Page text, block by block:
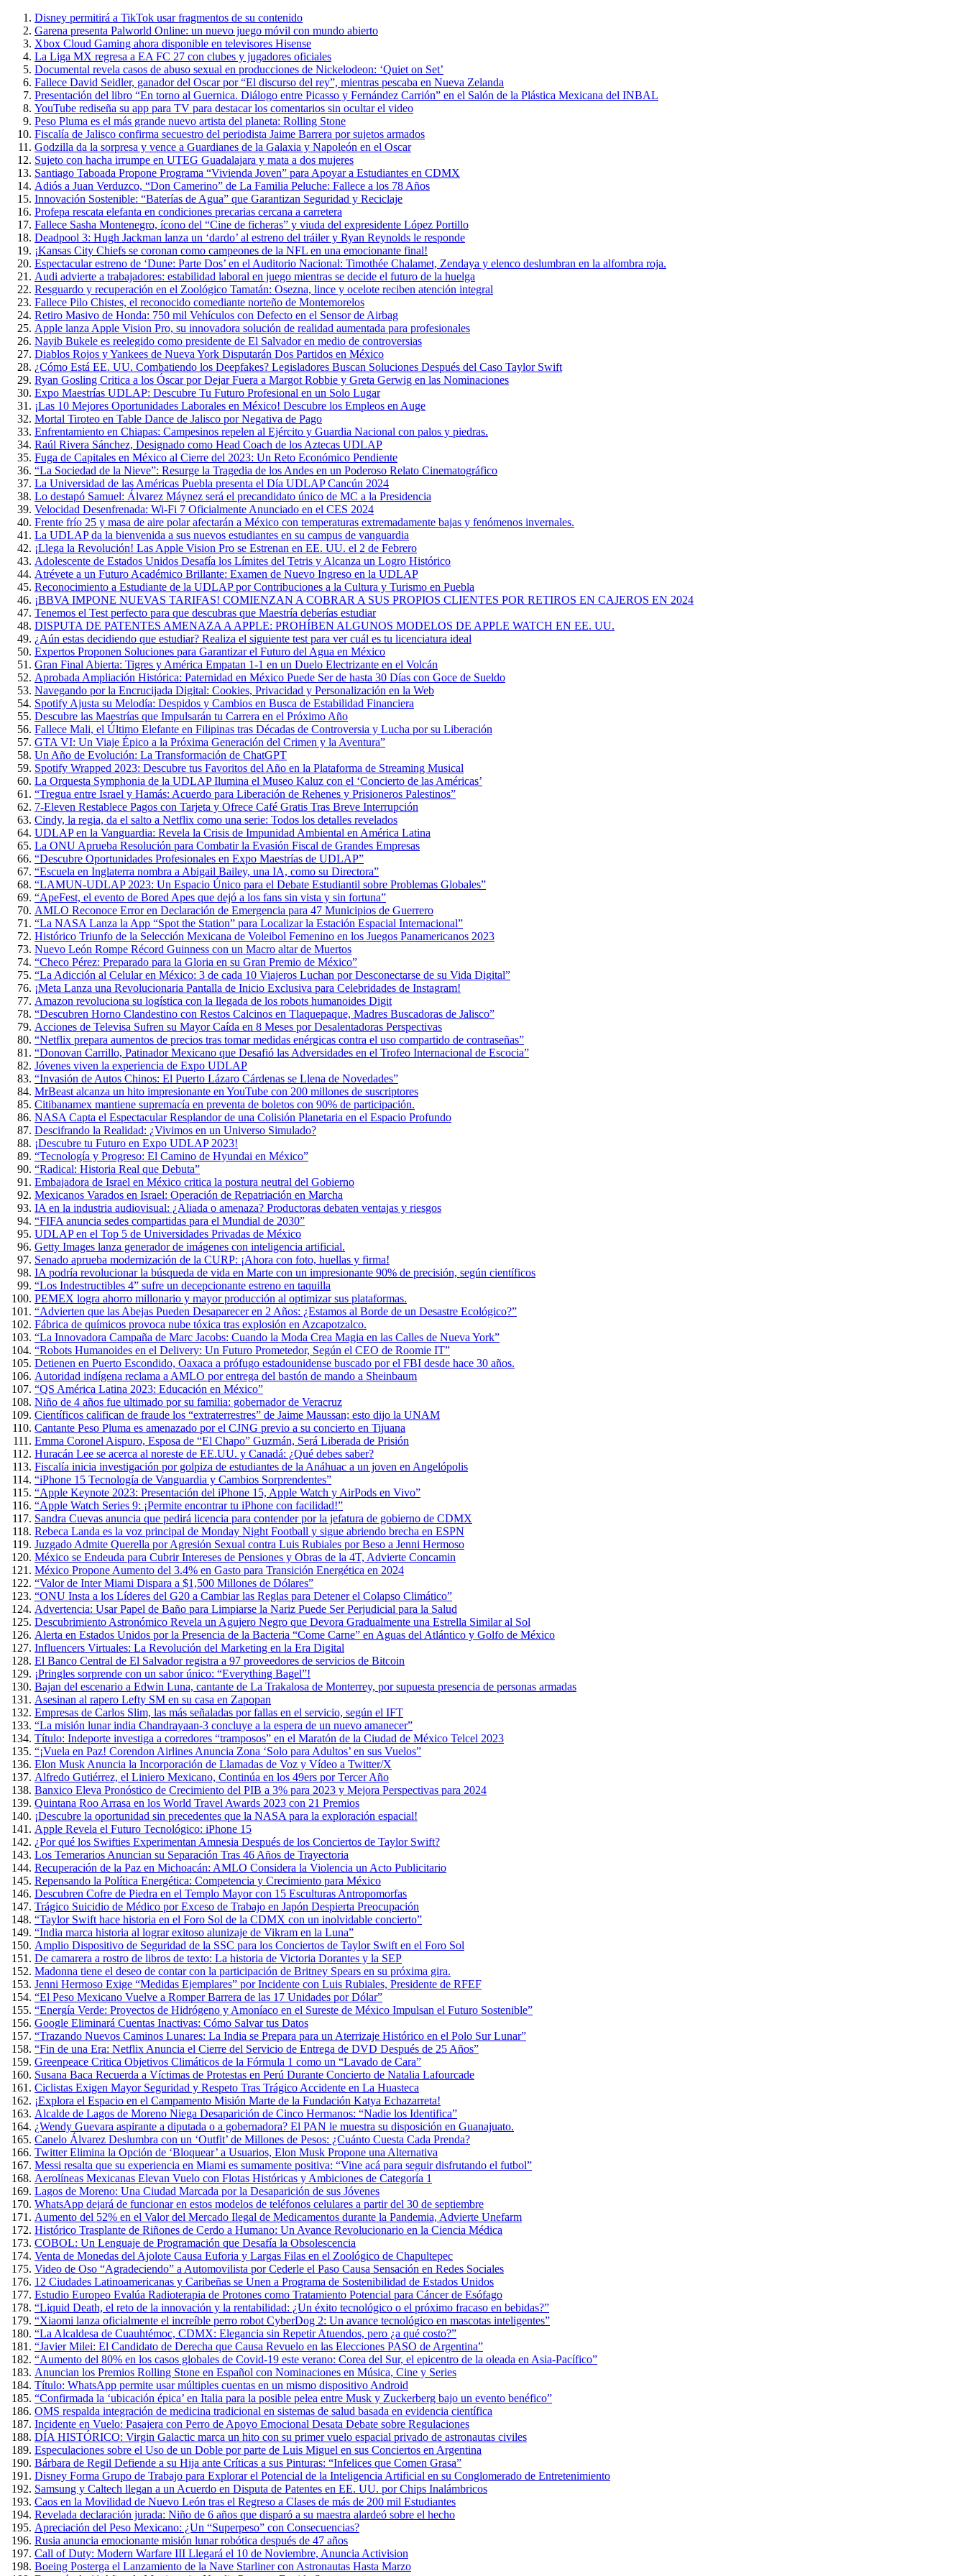
Disney permitirá a TikTok usar fragmentos de su contenido
Garena presenta Palworld Online: un nuevo juego móvil con mundo abierto
Xbox Cloud Gaming ahora disponible en televisores Hisense
La Liga MX regresa a EA FC 27 con clubes y jugadores oficiales
Documental revela casos de abuso sexual en producciones de Nickelodeon: ‘Quiet on Set’
Fallece David Seidler, ganador del Oscar por “El discurso del rey”, mientras pescaba en Nueva Zelanda
Presentación del libro “En torno al Guernica. Diálogo entre Picasso y Fernández Carrión” en el Salón de la Plástica Mexicana del INBAL
YouTube rediseña su app para TV para destacar los comentarios sin ocultar el video
Peso Pluma es el más grande nuevo artista del planeta: Rolling Stone
Fiscalía de Jalisco confirma secuestro del periodista Jaime Barrera por sujetos armados
Godzilla da la sorpresa y vence a Guardianes de la Galaxia y Napoleón en el Oscar
Sujeto con hacha irrumpe en UTEG Guadalajara y mata a dos mujeres
Santiago Taboada Propone Programa “Vivienda Joven” para Apoyar a Estudiantes en CDMX
Adiós a Juan Verduzco, “Don Camerino” de La Familia Peluche: Fallece a los 78 Años
Innovación Sostenible: “Baterías de Agua” que Garantizan Seguridad y Reciclaje
Profepa rescata elefanta en condiciones precarias cercana a carretera
Fallece Sasha Montenegro, ícono del “Cine de ficheras” y viuda del expresidente López Portillo
Deadpool 3: Hugh Jackman lanza un ‘dardo’ al estreno del tráiler y Ryan Reynolds le responde
¡Kansas City Chiefs se coronan como campeones de la NFL en una emocionante final!
Espectacular estreno de ‘Dune: Parte Dos’ en el Auditorio Nacional: Timothée Chalamet, Zendaya y elenco deslumbran en la alfombra roja.
Audi advierte a trabajadores: estabilidad laboral en juego mientras se decide el futuro de la huelga
Resguardo y recuperación en el Zoológico Tamatán: Osezna, lince y ocelote reciben atención integral
Fallece Pilo Chistes, el reconocido comediante norteño de Montemorelos
Retiro Masivo de Honda: 750 mil Vehículos con Defecto en el Sensor de Airbag
Apple lanza Apple Vision Pro, su innovadora solución de realidad aumentada para profesionales
Nayib Bukele es reelegido como presidente de El Salvador en medio de controversias
Diablos Rojos y Yankees de Nueva York Disputarán Dos Partidos en México
¿Cómo Está EE. UU. Combatiendo los Deepfakes? Legisladores Buscan Soluciones Después del Caso Taylor Swift
Ryan Gosling Critica a los Óscar por Dejar Fuera a Margot Robbie y Greta Gerwig en las Nominaciones
Expo Maestrías UDLAP: Descubre Tu Futuro Profesional en un Solo Lugar
¡Las 10 Mejores Oportunidades Laborales en México! Descubre los Empleos en Auge
Mortal Tiroteo en Table Dance de Jalisco por Negativa de Pago
Enfrentamiento en Chiapas: Campesinos repelen al Ejército y Guardia Nacional con palos y piedras.
Raúl Rivera Sánchez, Designado como Head Coach de los Aztecas UDLAP
Fuga de Capitales en México al Cierre del 2023: Un Reto Económico Pendiente
“La Sociedad de la Nieve”: Resurge la Tragedia de los Andes en un Poderoso Relato Cinematográfico
La Universidad de las Américas Puebla presenta el Día UDLAP Cancún 2024
Lo destapó Samuel: Álvarez Máynez será el precandidato único de MC a la Presidencia
Velocidad Desenfrenada: Wi-Fi 7 Oficialmente Anunciado en el CES 2024
Frente frío 25 y masa de aire polar afectarán a México con temperaturas extremadamente bajas y fenómenos invernales.
La UDLAP da la bienvenida a sus nuevos estudiantes en su campus de vanguardia
¡Llega la Revolución! Las Apple Vision Pro se Estrenan en EE. UU. el 2 de Febrero
Adolescente de Estados Unidos Desafía los Límites del Tetris y Alcanza un Logro Histórico
Atrévete a un Futuro Académico Brillante: Examen de Nuevo Ingreso en la UDLAP
Reconocimiento a Estudiante de la UDLAP por Contribuciones a la Cultura y Turismo en Puebla
¡BBVA IMPONE NUEVAS TARIFAS! COMIENZAN A COBRAR A SUS PROPIOS CLIENTES POR RETIROS EN CAJEROS EN 2024
Tenemos el Test perfecto para que descubras que Maestría deberías estudiar
DISPUTA DE PATENTES AMENAZA A APPLE: PROHÍBEN ALGUNOS MODELOS DE APPLE WATCH EN EE. UU.
¿Aún estas decidiendo que estudiar? Realiza el siguiente test para ver cuál es tu licenciatura ideal
Expertos Proponen Soluciones para Garantizar el Futuro del Agua en México
Gran Final Abierta: Tigres y América Empatan 1-1 en un Duelo Electrizante en el Volcán
Aprobada Ampliación Histórica: Paternidad en México Puede Ser de hasta 30 Días con Goce de Sueldo
Navegando por la Encrucijada Digital: Cookies, Privacidad y Personalización en la Web
Spotify Ajusta su Melodía: Despidos y Cambios en Busca de Estabilidad Financiera
Descubre las Maestrías que Impulsarán tu Carrera en el Próximo Año
Fallece Mali, el Último Elefante en Filipinas tras Décadas de Controversia y Lucha por su Liberación
GTA VI: Un Viaje Épico a la Próxima Generación del Crimen y la Aventura”
Un Año de Evolución: La Transformación de ChatGPT
Spotify Wrapped 2023: Descubre tus Favoritos del Año en la Plataforma de Streaming Musical
La Orquesta Symphonia de la UDLAP Ilumina el Museo Kaluz con el ‘Concierto de las Américas’
“Tregua entre Israel y Hamás: Acuerdo para Liberación de Rehenes y Prisioneros Palestinos”
7-Eleven Restablece Pagos con Tarjeta y Ofrece Café Gratis Tras Breve Interrupción
Cindy, la regia, da el salto a Netflix como una serie: Todos los detalles revelados
UDLAP en la Vanguardia: Revela la Crisis de Impunidad Ambiental en América Latina
La ONU Aprueba Resolución para Combatir la Evasión Fiscal de Grandes Empresas
“Descubre Oportunidades Profesionales en Expo Maestrías de UDLAP”
“Escuela en Inglaterra nombra a Abigail Bailey, una IA, como su Directora”
“LAMUN-UDLAP 2023: Un Espacio Único para el Debate Estudiantil sobre Problemas Globales”
“ApeFest, el evento de Bored Apes que dejó a los fans sin vista y sin fortuna”
AMLO Reconoce Error en Declaración de Emergencia para 47 Municipios de Guerrero
“La NASA Lanza la App “Spot the Station” para Localizar la Estación Espacial Internacional”
Histórico Triunfo de la Selección Mexicana de Voleibol Femenino en los Juegos Panamericanos 2023
Nuevo León Rompe Récord Guinness con un Macro altar de Muertos
“Checo Pérez: Preparado para la Gloria en su Gran Premio de México”
“La Adicción al Celular en México: 3 de cada 10 Viajeros Luchan por Desconectarse de su Vida Digital”
¡Meta Lanza una Revolucionaria Pantalla de Inicio Exclusiva para Celebridades de Instagram!
Amazon revoluciona su logística con la llegada de los robots humanoides Digit
“Descubren Horno Clandestino con Restos Calcinos en Tlaquepaque, Madres Buscadoras de Jalisco”
Acciones de Televisa Sufren su Mayor Caída en 8 Meses por Desalentadoras Perspectivas
“Netflix prepara aumentos de precios tras tomar medidas enérgicas contra el uso compartido de contraseñas”
“Donovan Carrillo, Patinador Mexicano que Desafió las Adversidades en el Trofeo Internacional de Escocia”
Jóvenes viven la experiencia de Expo UDLAP
“Invasión de Autos Chinos: El Puerto Lázaro Cárdenas se Llena de Novedades”
MrBeast alcanza un hito impresionante en YouTube con 200 millones de suscriptores
Citibanamex mantiene supremacía en preventa de boletos con 90% de participación.
NASA Capta el Espectacular Resplandor de una Colisión Planetaria en el Espacio Profundo
Descifrando la Realidad: ¿Vivimos en un Universo Simulado?
¡Descubre tu Futuro en Expo UDLAP 2023!
“Tecnología y Progreso: El Camino de Hyundai en México”
“Radical: Historia Real que Debuta”
Embajadora de Israel en México critica la postura neutral del Gobierno
Mexicanos Varados en Israel: Operación de Repatriación en Marcha
IA en la industria audiovisual: ¿Aliada o amenaza? Productoras debaten ventajas y riesgos
“FIFA anuncia sedes compartidas para el Mundial de 2030”
UDLAP en el Top 5 de Universidades Privadas de México
Getty Images lanza generador de imágenes con inteligencia artificial.
Senado aprueba modernización de la CURP: ¡Ahora con foto, huellas y firma!
IA podría revolucionar la búsqueda de vida en Marte con un impresionante 90% de precisión, según científicos
“Los Indestructibles 4” sufre un decepcionante estreno en taquilla
PEMEX logra ahorro millonario y mayor producción al optimizar sus plataformas.
“Advierten que las Abejas Pueden Desaparecer en 2 Años: ¿Estamos al Borde de un Desastre Ecológico?”
Fábrica de químicos provoca nube tóxica tras explosión en Azcapotzalco.
“La Innovadora Campaña de Marc Jacobs: Cuando la Moda Crea Magia en las Calles de Nueva York”
“Robots Humanoides en el Delivery: Un Futuro Prometedor, Según el CEO de Roomie IT”
Detienen en Puerto Escondido, Oaxaca a prófugo estadounidense buscado por el FBI desde hace 30 años.
Autoridad indígena reclama a AMLO por entrega del bastón de mando a Sheinbaum
“QS América Latina 2023: Educación en México”
Niño de 4 años fue ultimado por su familia: gobernador de Veracruz
Científicos califican de fraude los “extraterrestres” de Jaime Maussan; esto dijo la UNAM
Cantante Peso Pluma es amenazado por el CJNG previo a su concierto en Tijuana
Emma Coronel Aispuro, Esposa de “El Chapo” Guzmán, Será Liberada de Prisión
Huracán Lee se acerca al noreste de EE.UU. y Canadá: ¿Qué debes saber?
Fiscalía inicia investigación por golpiza de estudiantes de la Anáhuac a un joven en Angelópolis
“iPhone 15 Tecnología de Vanguardia y Cambios Sorprendentes”
“Apple Keynote 2023: Presentación del iPhone 15, Apple Watch y AirPods en Vivo”
“Apple Watch Series 9: ¡Permite encontrar tu iPhone con facilidad!”
Sandra Cuevas anuncia que pedirá licencia para contender por la jefatura de gobierno de CDMX
Rebeca Landa es la voz principal de Monday Night Football y sigue abriendo brecha en ESPN
Juzgado Admite Querella por Agresión Sexual contra Luis Rubiales por Beso a Jenni Hermoso
México se Endeuda para Cubrir Intereses de Pensiones y Obras de la 4T, Advierte Concamin
México Propone Aumento del 3.4% en Gasto para Transición Energética en 2024
“Valor de Inter Miami Dispara a $1,500 Millones de Dólares”
“ONU Insta a los Líderes del G20 a Cambiar las Reglas para Detener el Colapso Climático”
Advertencia: Usar Papel de Baño para Limpiarse la Nariz Puede Ser Perjudicial para la Salud
Descubrimiento Astronómico Revela un Agujero Negro que Devora Gradualmente una Estrella Similar al Sol
Alerta en Estados Unidos por la Presencia de la Bacteria “Come Carne” en Aguas del Atlántico y Golfo de México
Influencers Virtuales: La Revolución del Marketing en la Era Digital
El Banco Central de El Salvador registra a 97 proveedores de servicios de Bitcoin
¡Pringles sorprende con un sabor único: “Everything Bagel”!
Bajan del escenario a Edwin Luna, cantante de La Trakalosa de Monterrey, por supuesta presencia de personas armadas
Asesinan al rapero Lefty SM en su casa en Zapopan
Empresas de Carlos Slim, las más señaladas por fallas en el servicio, según el IFT
“La misión lunar india Chandrayaan-3 concluye a la espera de un nuevo amanecer”
Título: Indeporte investiga a corredores “tramposos” en el Maratón de la Ciudad de México Telcel 2023
“¡Vuela en Paz! Corendon Airlines Anuncia Zona ‘Solo para Adultos’ en sus Vuelos”
Elon Musk Anuncia la Incorporación de Llamadas de Voz y Vídeo a Twitter/X
Alfredo Gutiérrez, el Liniero Mexicano, Continúa en los 49ers por Tercer Año
Banxico Eleva Pronóstico de Crecimiento del PIB a 3% para 2023 y Mejora Perspectivas para 2024
Quintana Roo Arrasa en los World Travel Awards 2023 con 21 Premios
¡Descubre la oportunidad sin precedentes que la NASA para la exploración espacial!
Apple Revela el Futuro Tecnológico: iPhone 15
¿Por qué los Swifties Experimentan Amnesia Después de los Conciertos de Taylor Swift?
Los Temerarios Anuncian su Separación Tras 46 Años de Trayectoria
Recuperación de la Paz en Michoacán: AMLO Considera la Violencia un Acto Publicitario
Repensando la Política Energética: Competencia y Crecimiento para México
Descubren Cofre de Piedra en el Templo Mayor con 15 Esculturas Antropomorfas
Trágico Suicidio de Médico por Exceso de Trabajo en Japón Despierta Preocupación
“Taylor Swift hace historia en el Foro Sol de la CDMX con un inolvidable concierto”
“India marca historia al lograr exitoso alunizaje de Vikram en la Luna”
Amplio Dispositivo de Seguridad de la SSC para los Conciertos de Taylor Swift en el Foro Sol
De camarera a rostro de libros de texto: La historia de Victoria Dorantes y la SEP
Madonna tiene el deseo de contar con la participación de Britney Spears en su próxima gira.
Jenni Hermoso Exige “Medidas Ejemplares” por Incidente con Luis Rubiales, Presidente de RFEF
“El Peso Mexicano Vuelve a Romper Barrera de las 17 Unidades por Dólar”
“Energía Verde: Proyectos de Hidrógeno y Amoníaco en el Sureste de México Impulsan el Futuro Sostenible”
Google Eliminará Cuentas Inactivas: Cómo Salvar tus Datos
“Trazando Nuevos Caminos Lunares: La India se Prepara para un Aterrizaje Histórico en el Polo Sur Lunar”
“Fin de una Era: Netflix Anuncia el Cierre del Servicio de Entrega de DVD Después de 25 Años”
Greenpeace Critica Objetivos Climáticos de la Fórmula 1 como un “Lavado de Cara”
Susana Baca Recuerda a Víctimas de Protestas en Perú Durante Concierto de Natalia Lafourcade
Ciclistas Exigen Mayor Seguridad y Respeto Tras Trágico Accidente en La Huasteca
¡Explora el Espacio en el Campamento Misión Marte de la Fundación Katya Echazarreta!
Alcalde de Lagos de Moreno Niega Desaparición de Cinco Hermanos: “Nadie los Identifica”
¿Wendy Guevara aspirante a diputada o a gobernadora? El PAN le muestra su disposición en Guanajuato.
Canelo Álvarez Deslumbra con un ‘Outfit’ de Millones de Pesos: ¿Cuánto Cuesta Cada Prenda?
Twitter Elimina la Opción de ‘Bloquear’ a Usuarios, Elon Musk Propone una Alternativa
Messi resalta que su experiencia en Miami es sumamente positiva: “Vine acá para seguir disfrutando el futbol”
Aerolíneas Mexicanas Elevan Vuelo con Flotas Históricas y Ambiciones de Categoría 1
Lagos de Moreno: Una Ciudad Marcada por la Desaparición de sus Jóvenes
WhatsApp dejará de funcionar en estos modelos de teléfonos celulares a partir del 30 de septiembre
Aumento del 52% en el Valor del Mercado Ilegal de Medicamentos durante la Pandemia, Advierte Unefarm
Histórico Trasplante de Riñones de Cerdo a Humano: Un Avance Revolucionario en la Ciencia Médica
COBOL: Un Lenguaje de Programación que Desafía la Obsolescencia
Venta de Monedas del Ajolote Causa Euforia y Largas Filas en el Zoológico de Chapultepec
Video de Oso “Agradeciendo” a Automovilista por Cederle el Paso Causa Sensación en Redes Sociales
12 Ciudades Latinoamericanas y Caribeñas se Unen a Programa de Sostenibilidad de Estados Unidos
Estudio Europeo Evalúa Radioterapia de Protones como Tratamiento Potencial para Cáncer de Esófago
“Liquid Death, el reto de la innovación y la rentabilidad: ¿Un éxito tecnológico o el próximo fracaso en bebidas?”
“Xiaomi lanza oficialmente el increíble perro robot CyberDog 2: Un avance tecnológico en mascotas inteligentes”
“La Alcaldesa de Cuauhtémoc, CDMX: Elegancia sin Repetir Atuendos, pero ¿a qué costo?”
“Javier Milei: El Candidato de Derecha que Causa Revuelo en las Elecciones PASO de Argentina”
“Aumento del 80% en los casos globales de Covid-19 este verano: Corea del Sur, el epicentro de la oleada en Asia-Pacífico”
Anuncian los Premios Rolling Stone en Español con Nominaciones en Música, Cine y Series
Título: WhatsApp permite usar múltiples cuentas en un mismo dispositivo Android
“Confirmada la ‘ubicación épica’ en Italia para la posible pelea entre Musk y Zuckerberg bajo un evento benéfico”
OMS respalda integración de medicina tradicional en sistemas de salud basada en evidencia científica
Incidente en Vuelo: Pasajera con Perro de Apoyo Emocional Desata Debate sobre Regulaciones
DÍA HISTÓRICO: Virgin Galactic marca un hito con su primer vuelo espacial privado de astronautas civiles
Especulaciones sobre el Uso de un Doble por parte de Luis Miguel en sus Conciertos en Argentina
Bárbara de Regil Defiende a su Hija ante Críticas a sus Pinturas: “Infelices que Comen Grasa”
Disney Forma Grupo de Trabajo para Explorar el Potencial de la Inteligencia Artificial en su Conglomerado de Entretenimiento
Samsung y Caltech llegan a un Acuerdo en Disputa de Patentes en EE. UU. por Chips Inalámbricos
Caos en la Movilidad de Nuevo León tras el Regreso a Clases de más de 200 mil Estudiantes
Revelada declaración jurada: Niño de 6 años que disparó a su maestra alardeó sobre el hecho
Apreciación del Peso Mexicano: ¿Un “Superpeso” con Consecuencias?
Rusia anuncia emocionante misión lunar robótica después de 47 años
Call of Duty: Modern Warfare III Llegará el 10 de Noviembre, Anuncia Activision
Boeing Posterga el Lanzamiento de la Nave Starliner con Astronautas Hasta Marzo